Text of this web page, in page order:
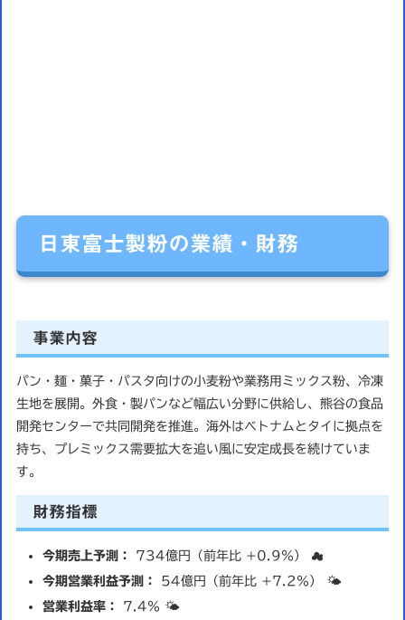
日東富士製粉の業績・財務
事業内容
パン・麺・菓子・パスタ向けの小麦粉や業務用ミックス粉、冷凍
生地を展開。外食・製パンなど幅広い分野に供給し、熊谷の食品
開発センターで共同開発を推進。海外はベトナムとタイに拠点を
持ち、プレミックス需要拡大を追い風に安定成長を続けていま
す。
財務指標
今期売上予測：
734億円（前年比 +0.9％） ☁️
今期営業利益予測：
54億円（前年比 +7.2％） 🌤️
営業利益率：
7.4％ 🌤️